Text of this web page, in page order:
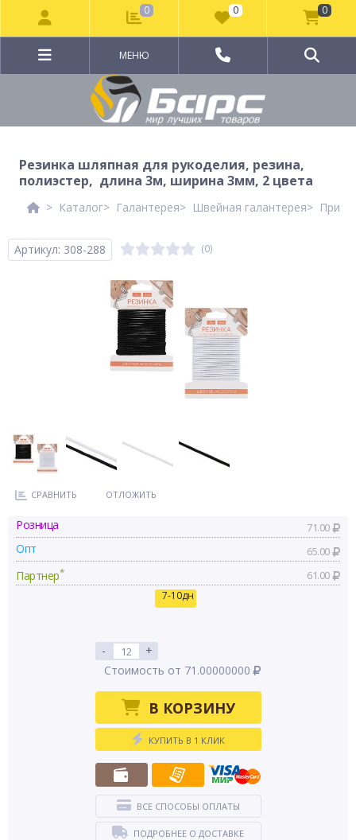
МЕНЮ
Резинка шляпная для рукоделия, резина,
полиэстер, длина 3м, ширина 3мм, 2 цвета
Каталог Галантерея Швейная галантерея
Артикул: 308-288 (0)
СРАВНИТЬ ОТЛОЖИТЬ
Розница 71.00
Опт 65.00
Партнер* 61.00
7-10дн
-
+
Стоимость от 71.00000000
В КОРЗИНУ
КУПИТЬ В 1 КЛИК
ВСЕ СПОСОБЫ ОПЛАТЫ
ПОДРОБНЕЕ О ДОСТАВКЕ
0 0 0